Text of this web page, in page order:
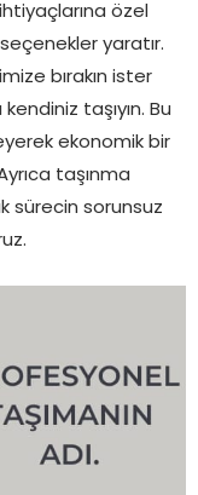
özel
yaratır.
bırakın ister
taşıyın. Bu
ekonomik bir
taşınma
sürecin sorunsuz